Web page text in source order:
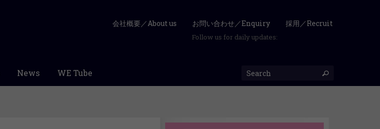
会社概要／About us お問い合わせ／Enquiry 採用／Recruit
Follow us for daily updates:
News WE Tube